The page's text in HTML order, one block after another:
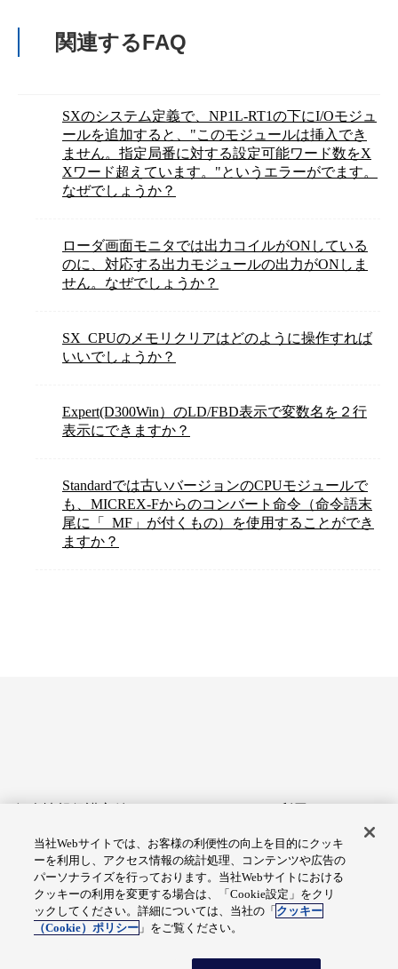
関連するFAQ
SXのシステム定義で、NP1L-RT1の下にI/Oモジュ
ールを追加すると、"このモジュールは挿入でき
ません。指定局番に対する設定可能ワード数をX
Xワード超えています。"というエラーがでます。
なぜでしょうか？
ローダ画面モニタでは出力コイルがONしている
のに、対応する出力モジュールの出力がONしま
せん。なぜでしょうか？
SX_CPUのメモリクリアはどのように操作すれば
いいでしょうか？
Expert(D300Win）のLD/FBD表示で変数名を２行
表示にできますか？
Standardでは古いバージョンのCPUモジュールで
も、MICREX-Fからのコンバート命令（命令語末
尾に「_MF」が付くもの）を使用することができ
ますか？
アクセシビリティへの対応
Cookie設定
総合サイトマップ
© Fuji Electric Co., Ltd.
当社Webサイトでは、お客様の利便性の向上を目的にクッキ
ーを利用し、アクセス情報の統計処理、コンテンツや広告の
パーソナライズを行っております。当社Webサイトにおける
クッキーの利用を変更する場合は、「Cookie設定」をクリ
ックしてください。詳細については、当社の「 クッキー
（Cookie）ポリシー 」をご覧ください。